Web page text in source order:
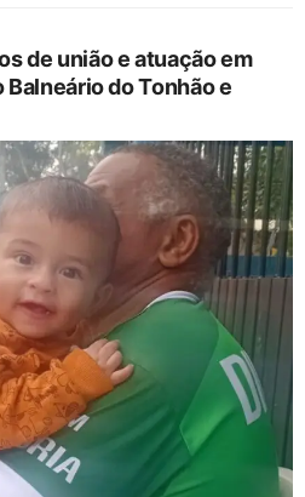
de união e atuação em
do Tonhão e